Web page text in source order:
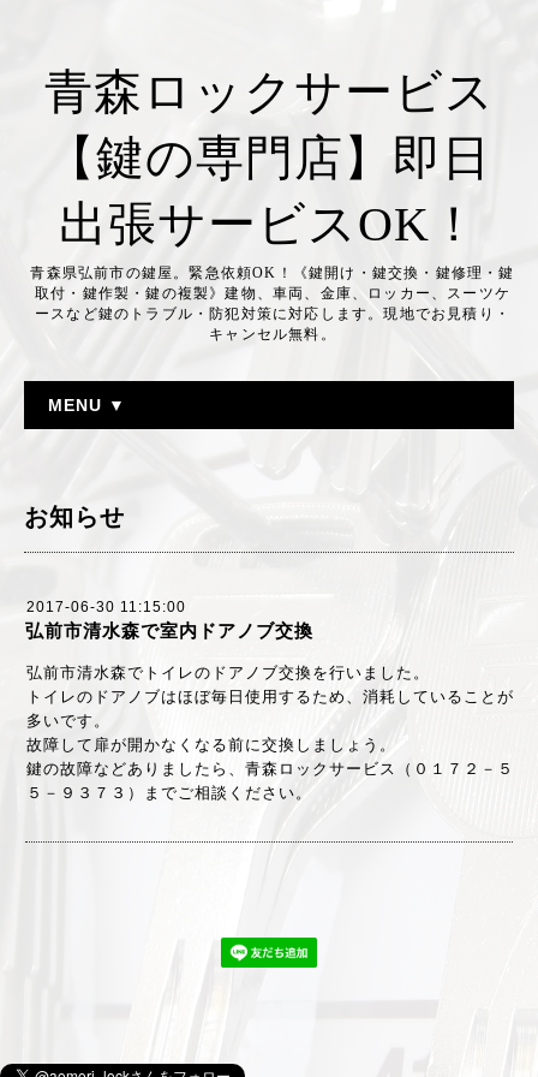
青森ロックサービス
【鍵の専門店】即日
出張サービスOK！
青森県弘前市の鍵屋。緊急依頼OK！《鍵開け・鍵交換・鍵修理・鍵
取付・鍵作製・鍵の複製》建物、車両、金庫、ロッカー、スーツケ
ースなど鍵のトラブル・防犯対策に対応します。現地でお見積り・
キャンセル無料。
MENU ▼
お知らせ
2017-06-30 11:15:00
弘前市清水森で室内ドアノブ交換
弘前市清水森でトイレのドアノブ交換を行いました。
トイレのドアノブはほぼ毎日使用するため、消耗していることが
多いです。
故障して扉が開かなくなる前に交換しましょう。
鍵の故障などありましたら、青森ロックサービス（０１７２－５
５－９３７３）までご相談ください。